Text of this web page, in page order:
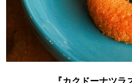
『カクドーナツラ